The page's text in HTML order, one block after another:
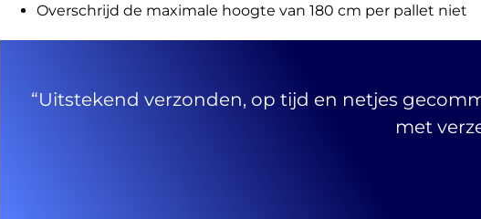
Overschrijd de maximale hoogte van 180 cm per pallet niet
“Uitstekend verzonden, op tijd en netjes
met